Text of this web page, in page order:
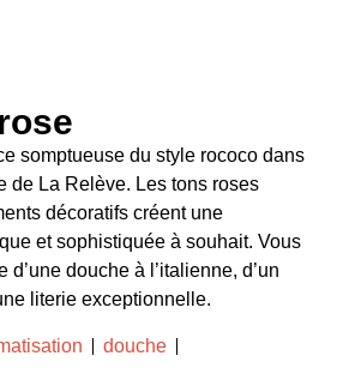
somptueuse du style rococo dans
de La Relève. Les tons roses
décoratifs créent une
et sophistiquée à souhait. Vous
d’une douche à l’italienne, d’un
literie exceptionnelle.
douche